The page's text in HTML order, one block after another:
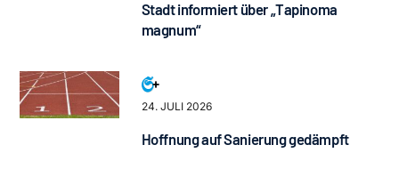
Stadt informiert über „Tapinoma
magnum“
24. JULI 2026
Hoffnung auf Sanierung gedämpft